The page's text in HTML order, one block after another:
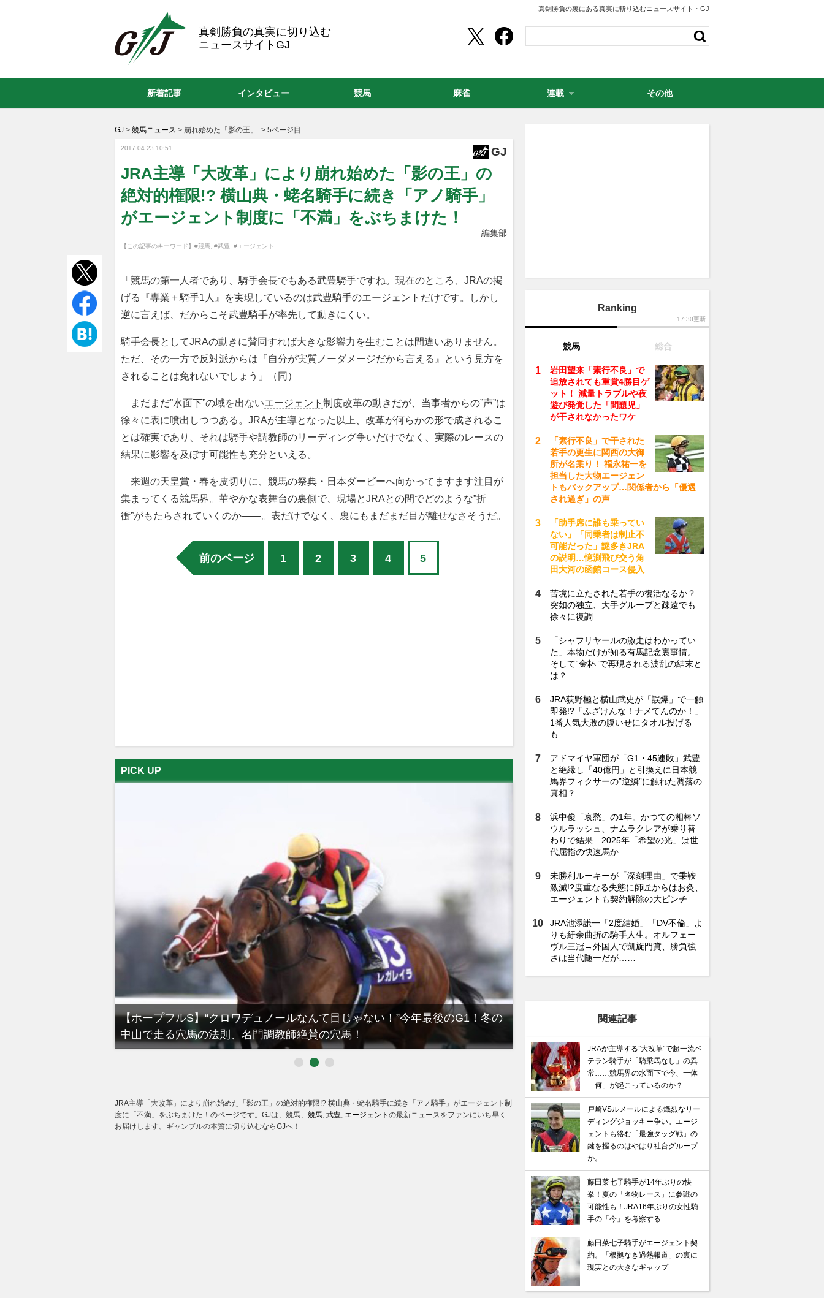
真剣勝負の裏にある真実に斬り込むニュースサイト・GJ
真剣勝負の真実に切り込む
ニュースサイトGJ
GJ > 競馬ニュース > 崩れ始めた「影の王」 > 5ページ目
2017.04.23 10:51 GJ
JRA主導「大改革」により崩れ始めた「影の王」の
絶対的権限!? 横山典・蛯名騎手に続き「アノ騎手」
がエージェント制度に「不満」をぶちまけた！
編集部
【この記事のキーワード】 #競馬 #武豊 #エージェント
「競馬の第一人者であり、騎手会長でもある武豊騎手ですね。現在のところ、JRAの掲
げる『専業＋騎手1人』を実現しているのは武豊騎手のエージェントだけです。しかし
逆に言えば、だからこそ武豊騎手が率先して動きにくい。
騎手会長としてJRAの動きに賛同すれば大きな影響力を生むことは間違いありません。
ただ、その一方で反対派からは『自分が実質ノーダメージだから言える』という見方を
されることは免れないでしょう」（同）
まだまだ”水面下”の域を出ないエージェント 制度改革の動きだが、当事者からの”声”は
徐々に表に噴出しつつある。JRAが主導となった以上、改革が何らかの形で成されるこ
とは確実であり、それは騎手や調教師のリーディング争いだけでなく、実際のレースの
結果に影響を及ぼす可能性も充分といえる。
来週の天皇賞・春を皮切りに、競馬の祭典・日本ダービーへ向かってますます注目が
集まってくる競馬界。華やかな表舞台の裏側で、現場とJRAとの間でどのような”折
衝”がもたらされていくのか――。表だけでなく、裏にもまだまだ目が離せなさそうだ。
前のページ 1 2 3 4 5
PICK UP
【ホープフルS】“クロワデュノールなんて目じゃない！”今年最後のG1！冬の
中山で走る穴馬の法則、名門調教師絶賛の穴馬！
【有馬記念】武豊×ドウデュースを逆転できる候補3頭！と絶
JRA主導「大改革」により崩れ始めた「影の王」の絶対的権限!? 横山典・蛯名騎手に続き「アノ騎手」がエージェント制
度に「不満」をぶちまけた！のページです。GJは、競馬、 競馬, 武豊, エージェント の最新ニュースをファンにいち早く
お届けします。ギャンブルの本質に切り込むならGJへ！
Ranking
17:30更新
競馬 総合
岩田望来「素行不良」で
追放されても重賞4勝目ゲ
ット！ 減量トラブルや夜
遊び発覚した「問題児」
が干されなかったワケ
「素行不良」で干された
若手の更生に関西の大御
所が名乗り！ 福永祐一を
担当した大物エージェン
トもバックアップ…関係者から「優遇
され過ぎ」の声
「助手席に誰も乗ってい
ない」「同乗者は制止不
可能だった」謎多きJRA
の説明…憶測飛び交う角
田大河の函館コース侵入
苦境に立たされた若手の復活なるか？
突如の独立、大手グループと疎遠でも
徐々に復調
「シャフリヤールの激走はわかってい
た」本物だけが知る有馬記念裏事情。
そして“金杯”で再現される波乱の結末と
は？
JRA荻野極と横山武史が「誤爆」で一触
即発!?「ふざけんな！ナメてんのか！」
1番人気大敗の腹いせにタオル投げる
も……
アドマイヤ軍団が「G1・45連敗」武豊
と絶縁し「40億円」と引換えに日本競
馬界フィクサーの”逆鱗”に触れた凋落の
真相？
浜中俊「哀愁」の1年。かつての相棒ソ
ウルラッシュ、ナムラクレアが乗り替
わりで結果…2025年「希望の光」は世
代屈指の快速馬か
未勝利ルーキーが「深刻理由」で乗鞍
激減!?度重なる失態に師匠からはお灸、
エージェントも契約解除の大ピンチ
JRA池添謙一「2度結婚」「DV不倫」よ
りも紆余曲折の騎手人生。オルフェー
ヴル三冠→外国人で凱旋門賞、勝負強
さは当代随一だが……
関連記事
JRAが主導する”大改革”で超一流ベ
テラン騎手が「騎乗馬なし」の異
常……競馬界の水面下で今、一体
「何」が起こっているのか？
戸崎VSルメールによる熾烈なリー
ディングジョッキー争い。エージ
ェントも絡む「最強タッグ戦」の
鍵を握るのはやはり社台グループ
か。
藤田菜七子騎手が14年ぶりの快
挙！夏の「名物レース」に参戦の
可能性も！JRA16年ぶりの女性騎
手の「今」を考察する
藤田菜七子騎手がエージェント契
約。「根拠なき過熱報道」の裏に
現実との大きなギャップ
新着記事 インタビュー 競馬 麻雀 連載 その他